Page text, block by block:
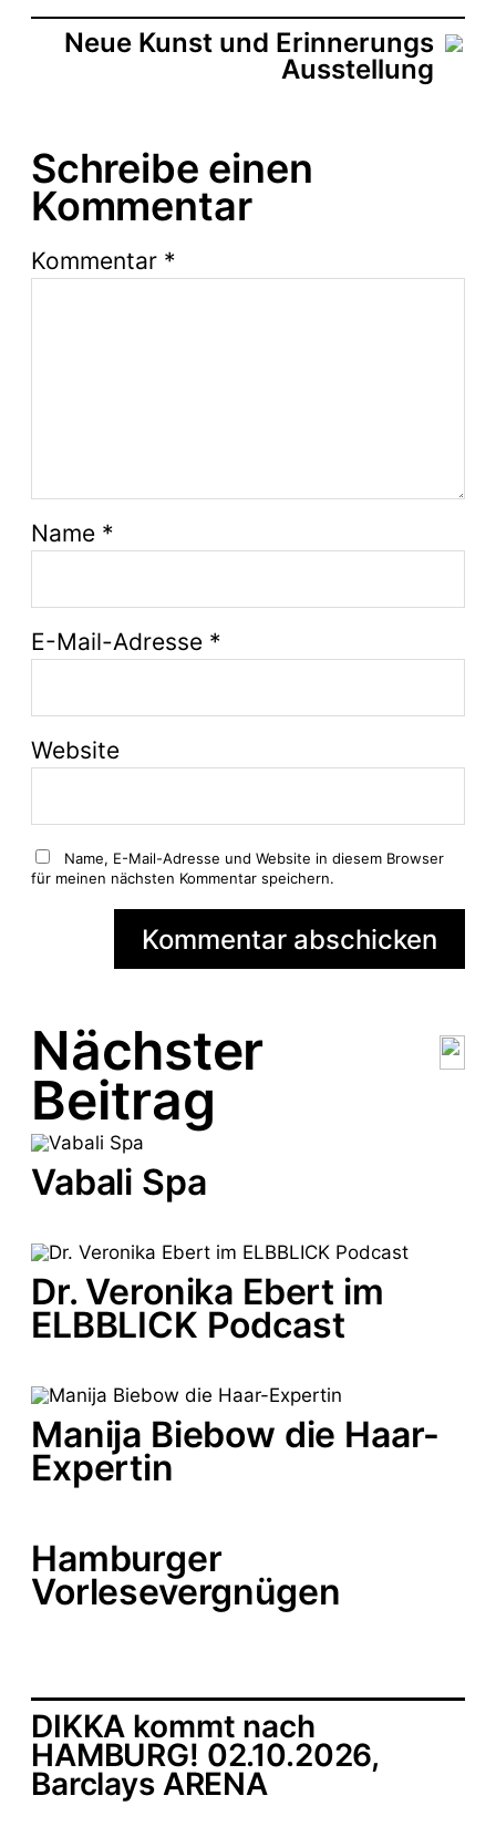
Neue Kunst und Erinnerungs
Ausstellung
Schreibe einen
Kommentar
Kommentar *
Name *
E-Mail-Adresse *
Website
Name, E-Mail-Adresse und Website in diesem Browser
für meinen nächsten Kommentar speichern.
l
e
n
a
t
i
:
Nächster
Beitrag
Vabali Spa
Dr. Veronika Ebert im
ELBBLICK Podcast
Manija Biebow die Haar-
Expertin
Hamburger
Vorlesevergnügen
DIKKA kommt nach
HAMBURG! 02.10.2026,
Barclays ARENA